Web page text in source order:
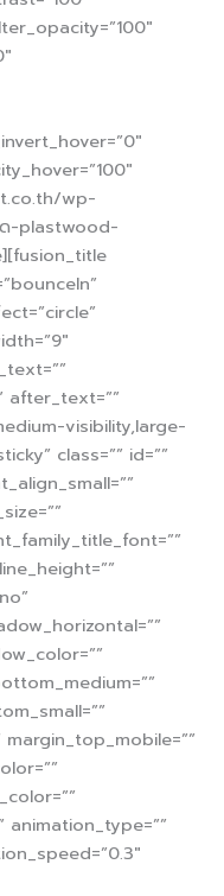
wp-
-plastwood-
after_text=””
visibility,large-
class=”” id=””
animation_type=””